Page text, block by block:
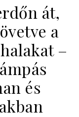
át,
a
–
és